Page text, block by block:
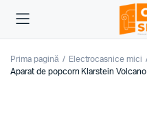
Prima pagină Electrocasnice mici
Aparat de popcorn Klarstein Volcano